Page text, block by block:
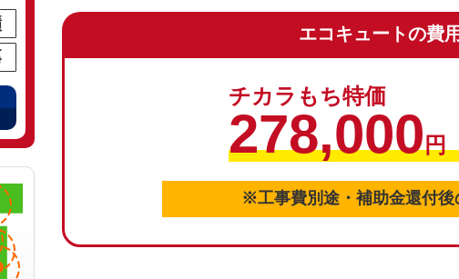
エコキュートの費用
チカラもち特価
278,000円
※工事費別途・補助金還付